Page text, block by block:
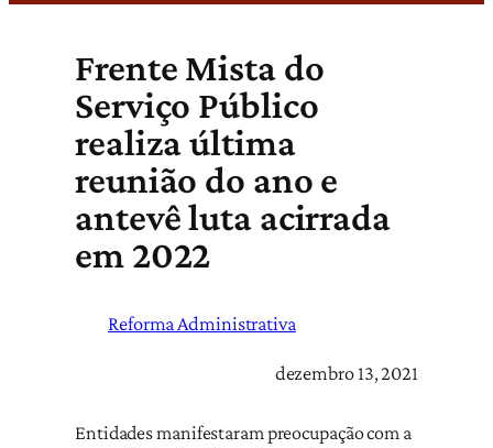
Frente Mista do
Serviço Público
realiza última
reunião do ano e
antevê luta acirrada
em 2022
Reforma Administrativa
dezembro 13, 2021
Entidades manifestaram preocupação com a